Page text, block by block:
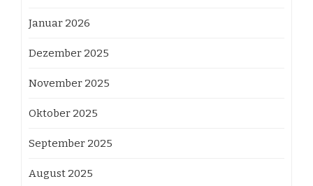
Januar 2026
Dezember 2025
November 2025
Oktober 2025
September 2025
August 2025